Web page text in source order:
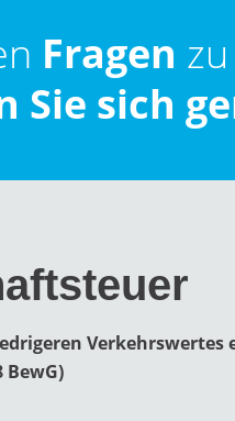
Fragen
Sie sich
Verkehrswertes
BewG)